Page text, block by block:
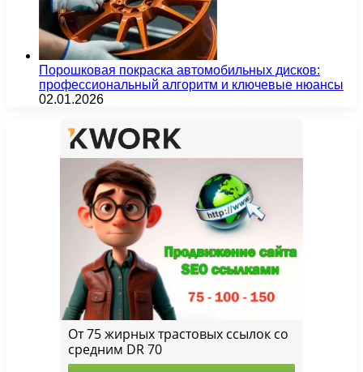
Порошковая покраска автомобильных дисков:
профессиональный алгоритм и ключевые нюансы
02.01.2026